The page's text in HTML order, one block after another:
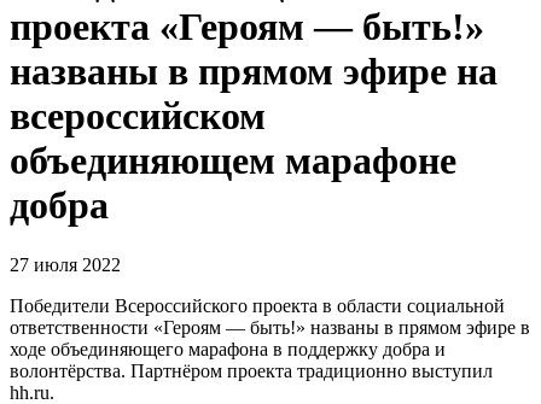
проекта «Героям — быть!»
названы в прямом эфире на
всероссийском
объединяющем марафоне
добра
27 июля 2022
Победители Всероссийского проекта в области социальной
ответственности «Героям — быть!» названы в прямом эфире в
ходе объединяющего марафона в поддержку добра и
волонтёрства. Партнёром проекта традиционно выступил
hh.ru.